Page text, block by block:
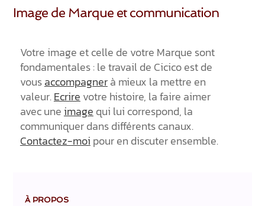
Image de Marque et communication
Votre image et celle de votre Marque sont
fondamentales : le travail de Cicico est de
vousaccompagnerà mieux la mettre en
valeur.Ecrire votre histoire, la faire aimer
avec une image qui lui correspond, la
communiquer dans différents canaux.
Contactez-moi pour en discuter ensemble.
À PROPOS